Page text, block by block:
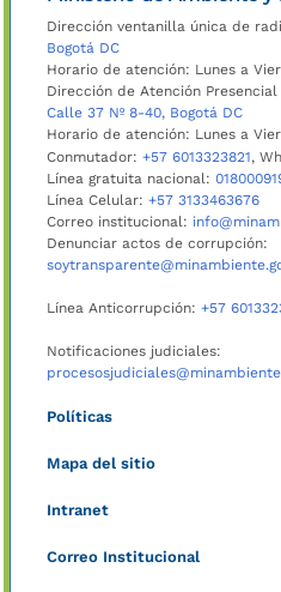
Dirección ventanilla única de
Bogotá DC
Horario de atención: Lunes a
Dirección de Atención
Calle 37 Nº 8-40, Bogotá DC
Horario de atención: Lunes a
Conmutador: +57 6013323821,
Línea gratuita nacional:
Línea Celular: +57 3133463676
Correo institucional:
Denunciar actos de corrupción:
Línea Anticorrupción: +57
Notificaciones judiciales:
Políticas
Mapa del sitio
Intranet
Correo Institucional